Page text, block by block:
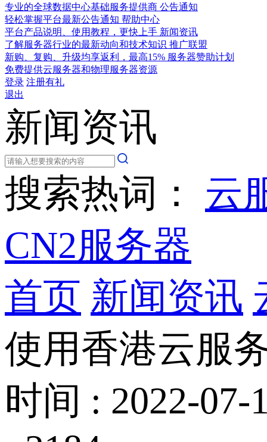
专业的全球数据中心基础服务提供商 公告通知
轻松掌握平台最新公告通知 帮助中心
平台产品说明、使用教程，更快上手 新闻资讯
了解服务器行业的最新动向和技术知识 推广联盟
新购、复购、升级均享返利，最高15% 服务器赞助计划
免费提供云服务器和物理服务器资源
登录 注册有礼
退出
新闻资讯
搜索热词： 云
CN2服务器
首页 新闻资讯
使用香港云服
时间 : 2022-07-